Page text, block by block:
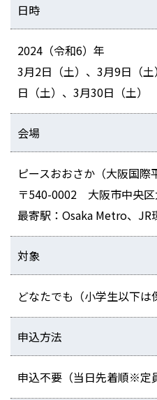
日時
2024（令和6）年
3月2日（土）、3月9日（
日（土）、3月30日（土）
会場
ピースおおさか（大阪国
〒540-0002 大阪市中央
最寄駅：Osaka Metro、JR
対象
どなたでも（小学生以下は
申込方法
申込不要（当日先着順※定